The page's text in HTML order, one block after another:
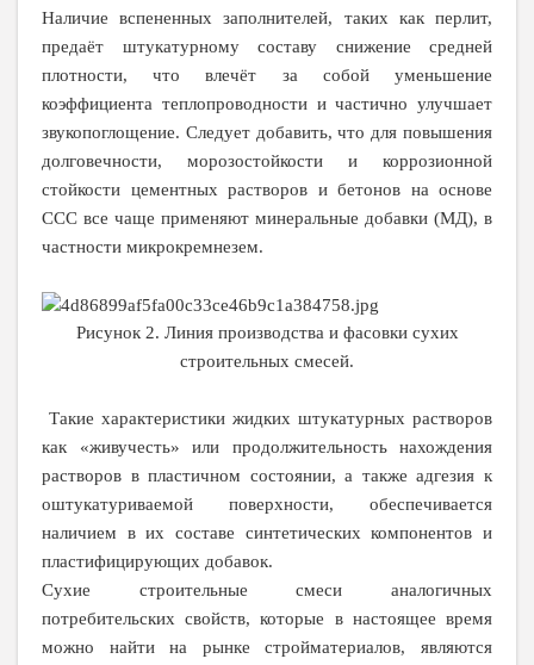
Наличие вспененных заполнителей, таких как перлит,
предаёт штукатурному составу снижение средней
плотности, что влечёт за собой уменьшение
коэффициента теплопроводности и частично улучшает
звукопоглощение. Следует добавить, что для повышения
долговечности, морозостойкости и коррозионной
стойкости цементных растворов и бетонов на основе
ССС все чаще применяют минеральные добавки (МД), в
частности микрокремнезем.
Рисунок 2. Линия производства и фасовки сухих
строительных смесей.
Такие характеристики жидких штукатурных растворов
как «живучесть» или продолжительность нахождения
растворов в пластичном состоянии, а также адгезия к
оштукатуриваемой поверхности, обеспечивается
наличием в их составе синтетических компонентов и
пластифицирующих добавок.
Сухие строительные смеси аналогичных
потребительских свойств, которые в настоящее время
можно найти на рынке стройматериалов, являются